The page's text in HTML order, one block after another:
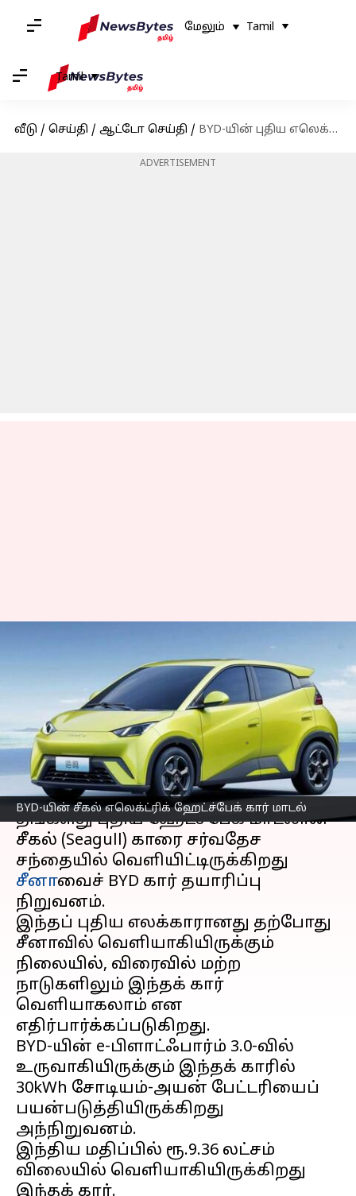
மேலும் Tamil
Tamil
வீடு / செய்தி / ஆட்டோ செய்தி / BYD-யின் புதிய எலெக்ட்ரிக் ஹேட்ச்பேக் கார்.. என்னென்ன வசதிகள்?
ADVERTISEMENT
BYD-யின் சீகல் எலெக்ட்ரிக் ஹேட்ச்பேக் கார் மாடல்
எலெக்ட்ரிக் ஹேட்ச்பேக்
கார்.. என்னென்ன
வசதிகள்?
எழுதியவர் Prasanna Venkatesh Apr 24, 2023
செய்தி முன்னோட்டம்
தங்களது புதிய ஹேட்ச்பேக் மாடலான
சீகல் (Seagull) காரை சர்வதேச
சந்தையில் வெளியிட்டிருக்கிறது
சீனாவைச் BYD கார் தயாரிப்பு
நிறுவனம்.
இந்தப் புதிய எலக்காரானது தற்போது
சீனாவில் வெளியாகியிருக்கும்
நிலையில், விரைவில் மற்ற
நாடுகளிலும் இந்தக் கார்
வெளியாகலாம் என
எதிர்பார்க்கப்படுகிறது.
BYD-யின் e-பிளாட்ஃபார்ம் 3.0-வில்
உருவாகியிருக்கும் இந்தக் காரில்
30kWh சோடியம்-அயன் பேட்டரியைப்
பயன்படுத்தியிருக்கிறது
அந்நிறுவனம்.
இந்திய மதிப்பில் ரூ.9.36 லட்சம்
விலையில் வெளியாகியிருக்கிறது
இந்தக் கார்.